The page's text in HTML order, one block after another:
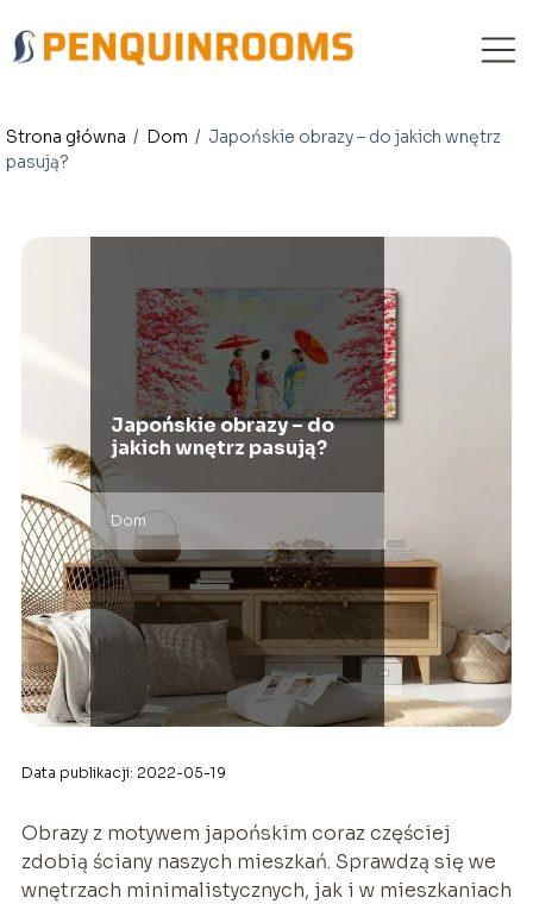
Strona główna / Dom / Japońskie obrazy – do jakich wnętrz
pasują?
Japońskie obrazy – do
jakich wnętrz pasują?
Dom
Data publikacji: 2022-05-19
Obrazy z motywem japońskim coraz częściej
zdobią ściany naszych mieszkań. Sprawdzą się we
wnętrzach minimalistycznych, jak i w mieszkaniach